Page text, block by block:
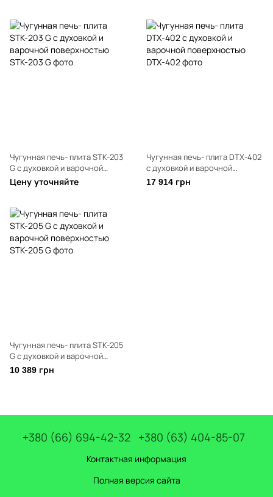
Чугунная печь- плита STK-203
G с духовкой и варочной
поверхностью
Цену уточняйте
Чугунная печь- плита DTX-402
с духовкой и варочной
поверхностью
17 914 грн
Чугунная печь- плита STK-205
G с духовкой и варочной
поверхностью
10 389 грн
+380 (66) 694-42-32 +380 (63) 404-85-07
Контактная информация
Полная версия сайта